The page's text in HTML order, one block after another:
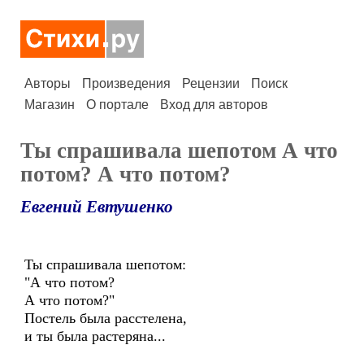
Авторы Произведения Рецензии
Поиск
Магазин
О портале Вход для авторов
Ты спрашивала шепотом А что
потом? А что потом?
Евгений Евтушенко
Ты спрашивала шепотом:
"А что потом?
А что потом?"
Постель была расстелена,
и ты была растеряна...